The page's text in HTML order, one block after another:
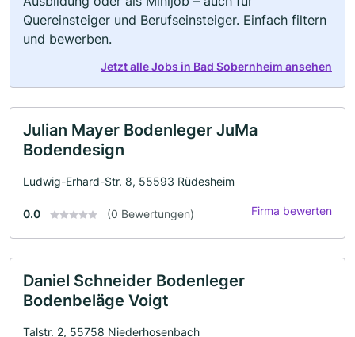
Quereinsteiger und Berufseinsteiger. Einfach filtern
und bewerben.
Jetzt alle Jobs in Bad Sobernheim ansehen
Julian Mayer Bodenleger JuMa
Bodendesign
Ludwig-Erhard-Str. 8, 55593 Rüdesheim
0.0 (0 Bewertungen) Firma bewerten
Daniel Schneider Bodenleger
Bodenbeläge Voigt
Talstr. 2, 55758 Niederhosenbach